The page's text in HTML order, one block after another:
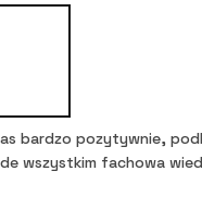
bardzo pozytywnie,
wszystkim fachowa